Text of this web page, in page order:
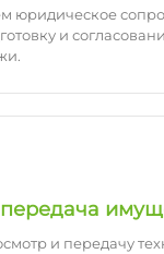
юридическое
и
и передачу